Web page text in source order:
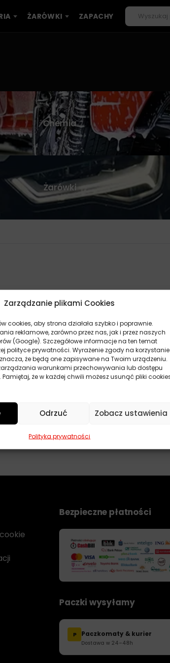
Zarządzanie plikami Cookies
cookies, aby strona działała szybko i poprawnie.
reklamowe, zarówno przez nas, jak i przez naszych
(Google). Szczegółowe informacje na ten temat
polityce prywatności. Wyrażenie zgody na korzystanie
że będą one zapisywane na Twoim urządzeniu.
warunkami przechowywania lub dostępu
że w każdej chwili możesz usunąć pliki
Odrzuć Zobacz ustawienia
Polityka prywatności
ŻARÓWKI ZAPACHY
Chemia
Żarówki
POKAŻ WIĘCEJ PRODUKTÓW
Bezpieczne płatności
Paczki wysyłamy
P Paczkomaty & kurier
Dostawa w 24–48h